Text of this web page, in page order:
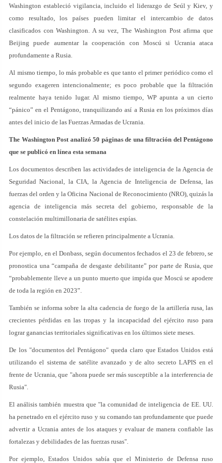
Washington estableció vigilancia, incluido el liderazgo de Seúl y Kiev, y
como resultado, los países pueden limitar el intercambio de datos
clasificados con Washington. A su vez, The Washington Post afirma que
Beijing puede aumentar la cooperación con Moscú si Ucrania ataca
profundamente a Rusia.
Al mismo tiempo, lo más probable es que tanto el primer periódico como el
segundo exageren intencionalmente; es poco probable que la filtración
realmente haya tenido lugar. Al mismo tiempo, WP apunta a un cierto
“pánico” en el Pentágono, tranquilizando así a Rusia en los próximos días
antes del inicio de las Fuerzas Armadas de Ucrania.
The Washington Post analizó 50 páginas de una filtración del Pentágono
que se publicó en línea esta semana
Los documentos describen las actividades de inteligencia de la Agencia de
Seguridad Nacional, la CIA, la Agencia de Inteligencia de Defensa, las
fuerzas del orden y la Oficina Nacional de Reconocimiento (NRO), quizás la
agencia de inteligencia más secreta del gobierno, responsable de la
constelación multimillonaria de satélites espías.
Los datos de la filtración se refieren principalmente a Ucrania.
Por ejemplo, en el Donbass, según documentos fechados el 23 de febrero, se
pronostica una “campaña de desgaste debilitante” por parte de Rusia, que
“probablemente lleve a un punto muerto que impida que Moscú se apodere
de toda la región en 2023”.
También se informa sobre la alta cadencia de fuego de la artillería rusa, las
crecientes pérdidas en las tropas y la incapacidad del ejército ruso para
lograr ganancias territoriales significativas en los últimos siete meses.
De los "documentos del Pentágono" queda claro que Estados Unidos está
utilizando el sistema de satélite avanzado y de alto secreto LAPIS en el
frente de Ucrania, que "ahora puede ser más susceptible a la interferencia de
Rusia".
El análisis también muestra que "la comunidad de inteligencia de EE. UU.
ha penetrado en el ejército ruso y su comando tan profundamente que puede
advertir a Ucrania antes de los ataques y evaluar de manera confiable las
fortalezas y debilidades de las fuerzas rusas".
Por ejemplo, Estados Unidos sabía que el Ministerio de Defensa ruso